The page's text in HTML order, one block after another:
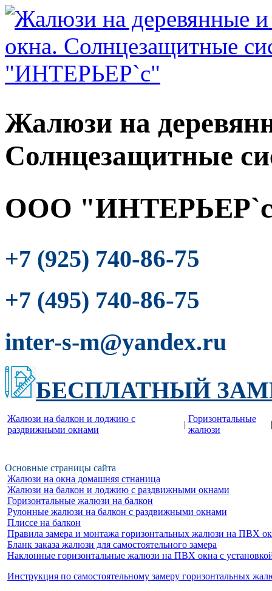
Жалюзи на
Солнцезащитные
ООО
+7 (925) 740-86-75
+7 (495) 740-86-75
inter-s-m@yandex.ru
БЕСПЛАТНЫЙ
Жалюзи на балкон и лоджию c
раздвижными окнами
|
Горизонтальные
жалюзи
|
Основные страницы сайта
Жалюзи на окна домашняя стнаница
Жалюзи на балкон и лоджию c раздвижными окнами
Горизонтальные жалюзи на балкон
Рулонные жалюзи на балкон с раздвижными окнами
Плиссе на балкон
Правила замера и монтажа горизонтальных жалюзи на ПВХ
Бланк заказа жалюзи для самостоятельного замера
Наклонные горизонтальные жалюзи на ПВХ окна с
Инструкция по самостоятельному замеру горизонтальных